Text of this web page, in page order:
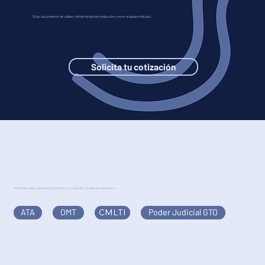
Si tus documentos de validez oficial necesitan traducción, somos el equipo indicado.
Solicita tu cotización
Firma de traducción pericial y técnica con más de 25 años de experiencia.
ATA OMT CMLTI Poder Judicial GTO